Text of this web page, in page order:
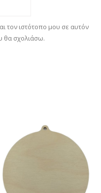
τον ιστότοπο μου σε αυτόν
θα σχολιάσω.